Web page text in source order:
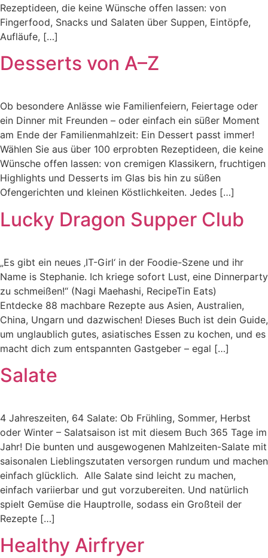
Rezeptideen, die keine Wünsche offen lassen: von
Fingerfood, Snacks und Salaten über Suppen, Eintöpfe,
Aufläufe, […]
Desserts von A–Z
Ob besondere Anlässe wie Familienfeiern, Feiertage oder
ein Dinner mit Freunden – oder einfach ein süßer Moment
am Ende der Familienmahlzeit: Ein Dessert passt immer!
Wählen Sie aus über 100 erprobten Rezeptideen, die keine
Wünsche offen lassen: von cremigen Klassikern, fruchtigen
Highlights und Desserts im Glas bis hin zu süßen
Ofengerichten und kleinen Köstlichkeiten. Jedes […]
Lucky Dragon Supper Club
„Es gibt ein neues ‚IT-Girl‘ in der Foodie-Szene und ihr
Name is Stephanie. Ich kriege sofort Lust, eine Dinnerparty
zu schmeißen!“ (Nagi Maehashi, RecipeTin Eats)
Entdecke 88 machbare Rezepte aus Asien, Australien,
China, Ungarn und dazwischen! Dieses Buch ist dein Guide,
um unglaublich gutes, asiatisches Essen zu kochen, und es
macht dich zum entspannten Gastgeber – egal […]
Salate
4 Jahreszeiten, 64 Salate: Ob Frühling, Sommer, Herbst
oder Winter – Salatsaison ist mit diesem Buch 365 Tage im
Jahr! Die bunten und ausgewogenen Mahlzeiten-Salate mit
saisonalen Lieblingszutaten versorgen rundum und machen
einfach glücklich. Alle Salate sind leicht zu machen,
einfach variierbar und gut vorzubereiten. Und natürlich
spielt Gemüse die Hauptrolle, sodass ein Großteil der
Rezepte […]
Healthy Airfryer